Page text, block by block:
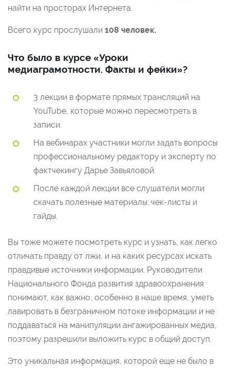
найти на просторах Интернета.
Всего курс прослушали 108 человек.
Что было в курсе «Уроки
медиаграмотности. Факты и фейки»?
3 лекции в формате прямых трансляций на
YouTube, которые можно пересмотреть в
записи.
На вебинарах участники могли задать вопросы
профессиональному редактору и эксперту по
фактчекингу Дарье Завьяловой.
После каждой лекции все слушатели могли
скачать полезные материалы: чек-листы и
гайды.
Вы тоже можете посмотреть курс и узнать, как легко
отличать правду от лжи, и на каких ресурсах искать
правдивые источники информации. Руководители
Национального Фонда развития здравоохранения
понимают, как важно, особенно в наше время, уметь
лавировать в безграничном потоке информации и не
поддаваться на манипуляции ангажированных медиа,
поэтому разрешили выложить курс в общий доступ.
Это уникальная информация, которой еще не было в